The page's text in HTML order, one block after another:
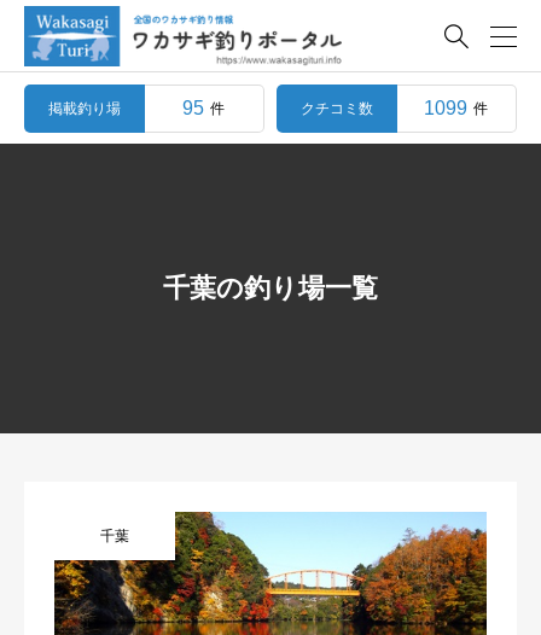

掲載釣り場 95 件 クチコミ数 1099 件
千葉の釣り場一覧
千葉